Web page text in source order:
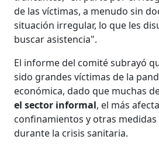
de las víctimas, a menudo sin
situación irregular, lo que les
buscar asistencia".
El informe del comité subrayó
sido grandes víctimas de la
económica, dado que muchas
el sector informal, el más
confinamientos y otras
durante la crisis sanitaria.